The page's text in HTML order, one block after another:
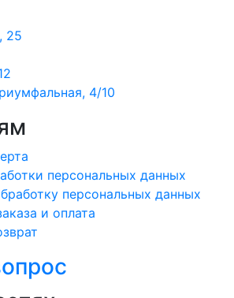
25
4/10
персональных данных
персональных данных
и оплата